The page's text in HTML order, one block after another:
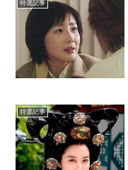
特選記事
特選記事